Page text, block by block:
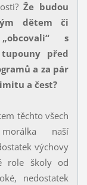
Že budou
dětem či
s
před
a za pár
a čest?
těchto všech
naší
výchovy
role školy od
nedostatek